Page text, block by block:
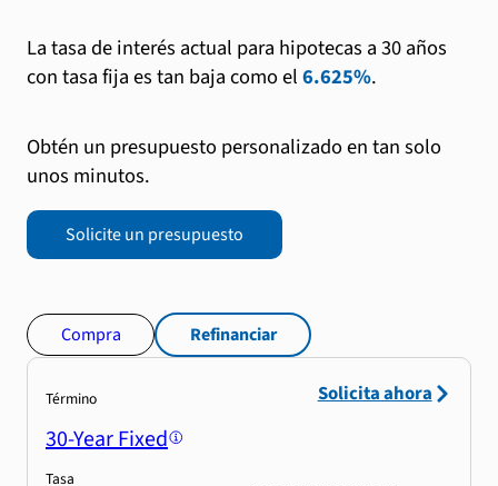
La tasa de interés actual para hipotecas a 30 años
con tasa fija es tan baja como el6.625%.
Obtén un presupuesto personalizado en tan solo
unos minutos.
Solicite un presupuesto
Compra Refinanciar
Término
30-Year Fixed
Tasa
Solicita ahora